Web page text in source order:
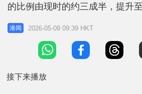
的比例由现时的约三成半，提升
时亦会增加大单位的供应比例，
求。 凌嘉勤今（9日）在电台节
出的三个资助出售房屋项目，包
录得超额认购，且大单位迅速售
港闻 2026-05-09 09:39 HKT
接下来播放